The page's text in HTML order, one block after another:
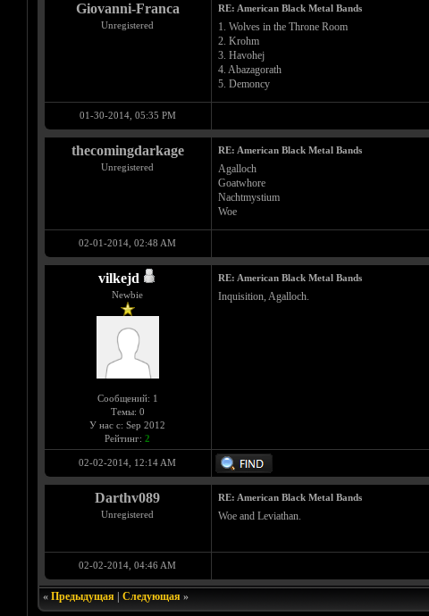
Giovanni-Franca
Unregistered
RE: American Black Metal Bands
1. Wolves in the Throne Room
2. Krohm
3. Havohej
4. Abazagorath
5. Demoncy
01-30-2014, 05:35 PM
thecomingdarkage
Unregistered
RE: American Black Metal Bands
Agalloch
Goatwhore
Nachtmystium
Woe
02-01-2014, 02:48 AM
vilkejd
Newbie
Сообщений: 1
Темы: 0
У нас с: Sep 2012
Рейтинг: 2
RE: American Black Metal Bands
Inquisition, Agalloch.
02-02-2014, 12:14 AM
Darthv089
Unregistered
RE: American Black Metal Bands
Woe and Leviathan.
02-02-2014, 04:46 AM
« Предыдущая| Следующая»